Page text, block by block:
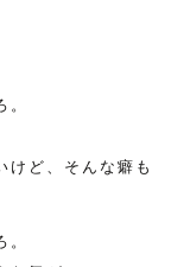
けど、そんな癖も